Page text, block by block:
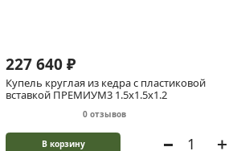
227 640 ₽
Купель круглая из кедра с пластиковой
вставкой ПРЕМИУМ3 1.5х1.5х1.2
0 отзывов
В корзину